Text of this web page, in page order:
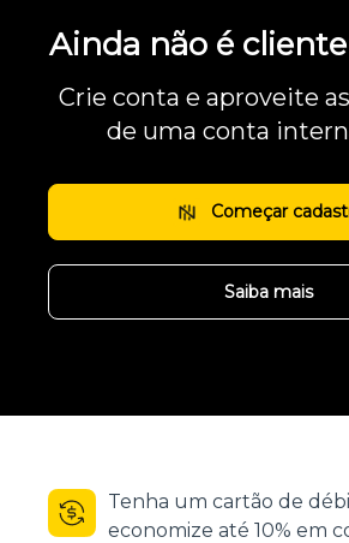
Ainda não é
Crie conta e aproveite
de uma conta
Começar
Saiba mais
Tenha um cartão de
economize até 10% em